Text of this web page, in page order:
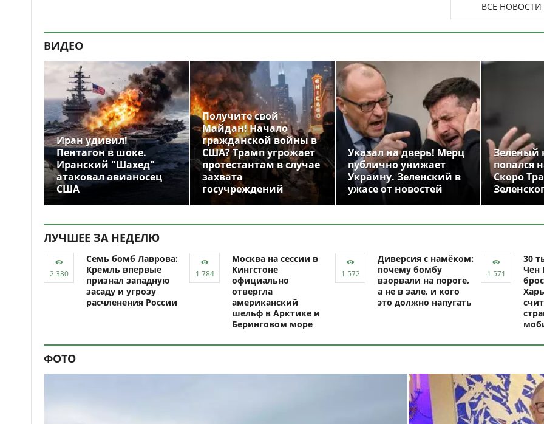
ВСЕ НОВОСТИ
ВИДЕО
Иран удивил!
Пентагон в шоке.
Иранский "Шахед"
атаковал авианосец
США
Получите свой
Майдан! Начало
гражданской войны в
США? Трамп угрожает
протестантам в случае
захвата
госучреждений
Указал на дверь! Мерц
публично унижает
Украину. Зеленский в
ужасе от новостей
Зеленый
попался
Скоро
ЛУЧШЕЕ ЗА НЕДЕЛЮ
Семь бомб Лаврова:
Кремль впервые
признал западную
засаду и угрозу
расчленения России
Москва на сессии в
Кингстоне
официально
отвергла
американский
шельф в Арктике и
Беринговом море
Диверсия с намёком:
почему бомбу
взорвали на пороге,
а не в зале, и кого
это должно напугать
30
Чен
ФОТО